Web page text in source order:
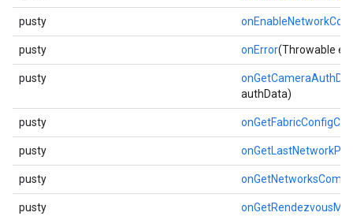
pusty
pusty onError(Throwable
pusty
authData)
pusty
pusty
pusty
pusty